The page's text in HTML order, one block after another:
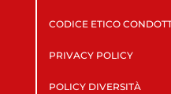
CODICE ETICO
PRIVACY POLICY
POLICY DIVERSITÀ